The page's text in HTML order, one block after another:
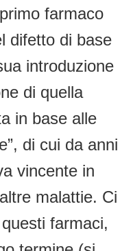
farmaco
difetto di base
introduzione
di quella
in base alle
di cui da anni
vincente in
malattie. Ci
farmaci,